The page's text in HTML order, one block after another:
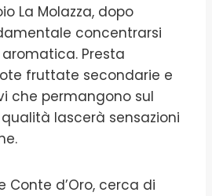
La Molazza, dopo
concentrarsi
Presta
fruttate secondarie e
che permangono sul
lascerà sensazioni
Conte d’Oro, cerca di